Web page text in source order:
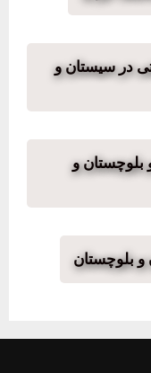
در سیستان و
بلوچستان و
بلوچستان